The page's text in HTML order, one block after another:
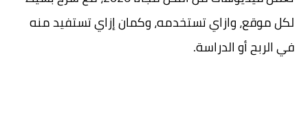
لكل موقع، وازاي تستخدمه، وكمان إزاي تستفيد منه
في الربح أو الدراسة.